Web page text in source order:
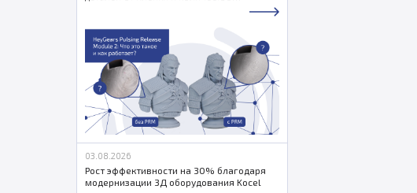
03.08.2026
Рост эффективности на 30% благодаря
модернизации 3Д оборудования Kocel